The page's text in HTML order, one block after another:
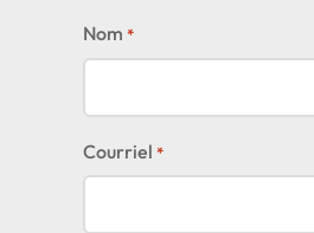
Nom *
Courriel *